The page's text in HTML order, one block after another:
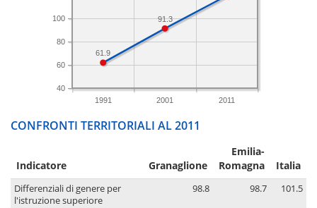
1991 2001 2011
40
60
80
100 91.3
61.9
CONFRONTI TERRITORIALI AL 2011
Indicatore Granaglione
Emilia-
Romagna
Italia
Differenziali di genere per
l'istruzione superiore
98.8 98.7 101.5